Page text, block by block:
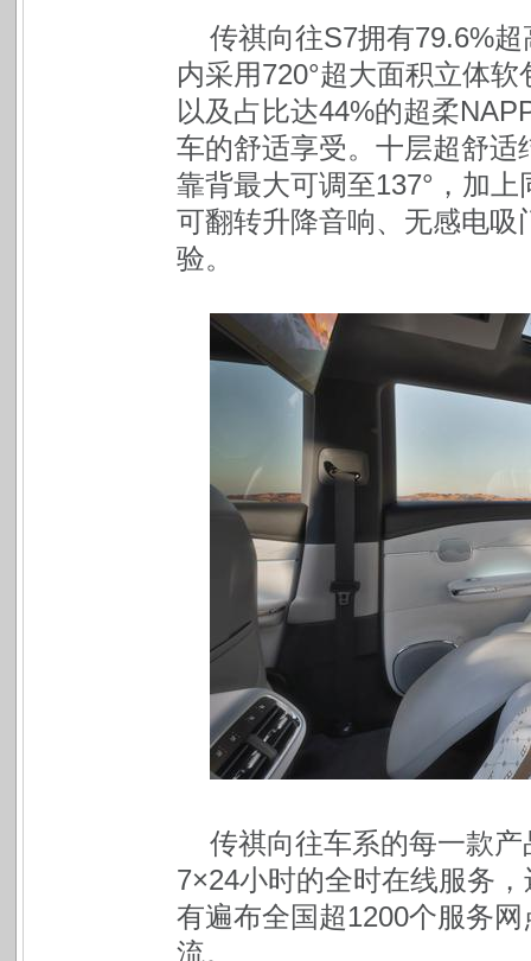
传祺向往S7拥有79.6%
内采用720°超大面积立体
以及占比达44%的超柔
车的舒适享受。十层超舒
靠背最大可调至137°，加
可翻转升降音响、无感电
验。
传祺向往车系的每一款
7×24小时的全时在线服务
有遍布全国超1200个服务
流。